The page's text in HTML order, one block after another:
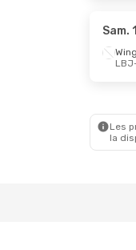
- Lun. 31
Sam.
LBJ
Les
la